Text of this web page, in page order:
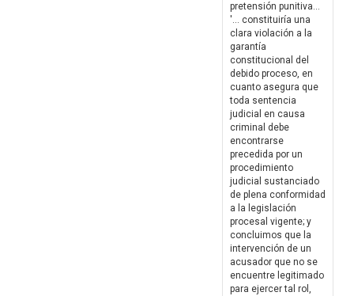
pretensión punitiva...
'... constituiría una
clara violación a la
garantía
constitucional del
debido proceso, en
cuanto asegura que
toda sentencia
judicial en causa
criminal debe
encontrarse
precedida por un
procedimiento
judicial sustanciado
de plena conformidad
a la legislación
procesal vigente; y
concluimos que la
intervención de un
acusador que no se
encuentre legitimado
para ejercer tal rol,